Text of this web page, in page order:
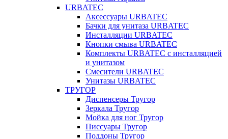
URBATEC
Аксессуары URBATEC
Бачки для унитаза URBATEC
Инсталляции URBATEC
Кнопки смыва URBATEC
Комплекты URBATEC с инсталляцией
и унитазом
Смесители URBATEC
Унитазы URBATEC
ТРУГОР
Диспенсеры Тругор
Зеркала Тругор
Мойка для ног Тругор
Писсуары Тругор
Поддоны Тругор